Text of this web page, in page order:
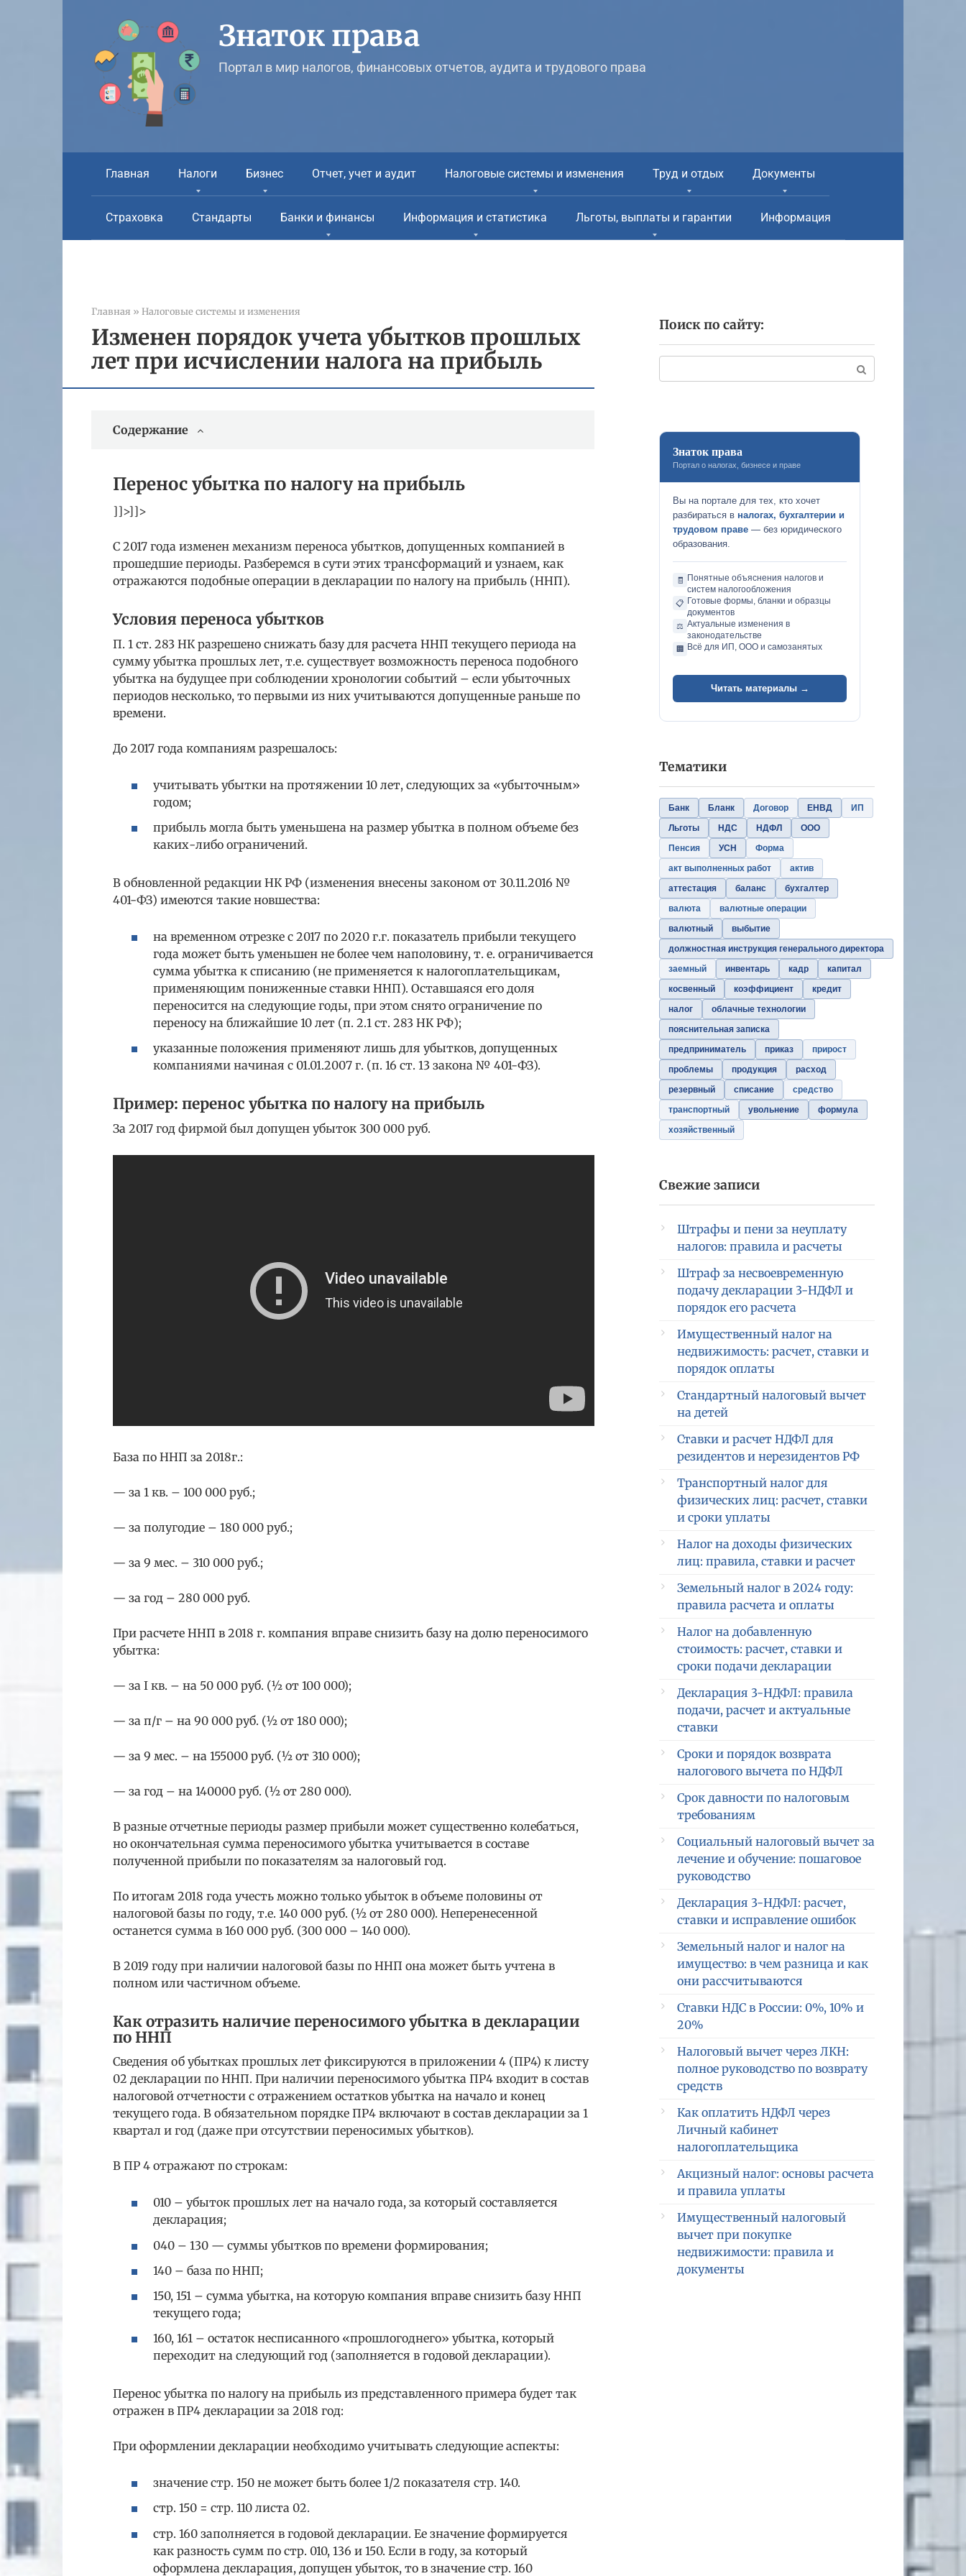
Знаток права
Портал в мир налогов, финансовых отчетов, аудита и трудового права
Главная Налоги Бизнес Отчет, учет и аудит Налоговые системы и изменения Труд и отдых Документы
Страховка Стандарты Банки и финансы Информация и статистика Льготы, выплаты и гарантии Информация
Главная » Налоговые системы и изменения
Изменен порядок учета убытков прошлых
лет при исчислении налога на прибыль
Содержание
Перенос убытка по налогу на прибыль
]]>]]>
С 2017 года изменен механизм переноса убытков, допущенных компанией в
прошедшие периоды. Разберемся в сути этих трансформаций и узнаем, как
отражаются подобные операции в декларации по налогу на прибыль (ННП).
Условия переноса убытков
П. 1 ст. 283 НК разрешено снижать базу для расчета ННП текущего периода на
сумму убытка прошлых лет, т.е. существует возможность переноса подобного
убытка на будущее при соблюдении хронологии событий – если убыточных
периодов несколько, то первыми из них учитываются допущенные раньше по
времени.
До 2017 года компаниям разрешалось:
учитывать убытки на протяжении 10 лет, следующих за «убыточным»
годом;
прибыль могла быть уменьшена на размер убытка в полном объеме без
каких-либо ограничений.
В обновленной редакции НК РФ (изменения внесены законом от 30.11.2016 №
401-ФЗ) имеются такие новшества:
на временном отрезке с 2017 по 2020 г.г. показатель прибыли текущего
года может быть уменьшен не более чем наполовину, т. е. ограничивается
сумма убытка к списанию (не применяется к налогоплательщикам,
применяющим пониженные ставки ННП). Оставшаяся его доля
переносится на следующие годы, при этом снято ограничение по
переносу на ближайшие 10 лет (п. 2.1 ст. 283 НК РФ);
указанные положения применяют лишь для убытков, допущенных
компаниями начиная с 01.01.2007 г. (п. 16 ст. 13 закона № 401-ФЗ).
Пример: перенос убытка по налогу на прибыль
За 2017 год фирмой был допущен убыток 300 000 руб.
База по ННП за 2018г.:
— за 1 кв. – 100 000 руб.;
— за полугодие – 180 000 руб.;
— за 9 мес. – 310 000 руб.;
— за год – 280 000 руб.
При расчете ННП в 2018 г. компания вправе снизить базу на долю переносимого
убытка:
— за I кв. – на 50 000 руб. (½ от 100 000);
— за п/г – на 90 000 руб. (½ от 180 000);
— за 9 мес. – на 155000 руб. (½ от 310 000);
— за год – на 140000 руб. (½ от 280 000).
В разные отчетные периоды размер прибыли может существенно колебаться,
но окончательная сумма переносимого убытка учитывается в составе
полученной прибыли по показателям за налоговый год.
По итогам 2018 года учесть можно только убыток в объеме половины от
налоговой базы по году, т.е. 140 000 руб. (½ от 280 000). Неперенесенной
останется сумма в 160 000 руб. (300 000 – 140 000).
В 2019 году при наличии налоговой базы по ННП она может быть учтена в
полном или частичном объеме.
Как отразить наличие переносимого убытка в декларации
по ННП
Сведения об убытках прошлых лет фиксируются в приложении 4 (ПР4) к листу
02 декларации по ННП. При наличии переносимого убытка ПР4 входит в состав
налоговой отчетности с отражением остатков убытка на начало и конец
текущего года. В обязательном порядке ПР4 включают в состав декларации за 1
квартал и год (даже при отсутствии переносимых убытков).
В ПР 4 отражают по строкам:
010 – убыток прошлых лет на начало года, за который составляется
декларация;
040 – 130 — суммы убытков по времени формирования;
140 – база по ННП;
150, 151 – сумма убытка, на которую компания вправе снизить базу ННП
текущего года;
160, 161 – остаток несписанного «прошлогоднего» убытка, который
переходит на следующий год (заполняется в годовой декларации).
Перенос убытка по налогу на прибыль из представленного примера будет так
отражен в ПР4 декларации за 2018 год:
При оформлении декларации необходимо учитывать следующие аспекты:
значение стр. 150 не может быть более 1/2 показателя стр. 140.
стр. 150 = стр. 110 листа 02.
стр. 160 заполняется в годовой декларации. Ее значение формируется
как разность сумм по стр. 010, 136 и 150. Если в году, за который
оформлена декларация, допущен убыток, то в значение стр. 160
Поиск по сайту:
Знаток права
Портал о налогах, бизнесе и праве
Вы на портале для тех, кто хочет
разбираться в налогах, бухгалтерии и
трудовом праве — без юридического
образования.
🧾
Понятные объяснения налогов и
систем налогообложения
📋 Готовые формы, бланки и образцы
документов
⚖️ Актуальные изменения в
законодательстве
🏢 Всё для ИП, ООО и самозанятых
Читать материалы →
Тематики
Банк Бланк Договор ЕНВД
ИП
Льготы
НДС НДФЛ
ООО
Пенсия
УСН
Форма
акт выполненных работ
актив
аттестация
баланс
бухгалтер
валюта
валютные операции
валютный
выбытие
должностная инструкция генерального директора
заемный
инвентарь кадр
капитал
косвенный
коэффициент
кредит
налог
облачные технологии
пояснительная записка
предприниматель
приказ
прирост
проблемы
продукция
расход
резервный
списание
средство
транспортный
увольнение
формула
хозяйственный
Свежие записи
Штрафы и пени за неуплату
налогов: правила и расчеты
Штраф за несвоевременную
подачу декларации 3-НДФЛ и
порядок его расчета
Имущественный налог на
недвижимость: расчет, ставки и
порядок оплаты
Стандартный налоговый вычет
на детей
Ставки и расчет НДФЛ для
резидентов и нерезидентов РФ
Транспортный налог для
физических лиц: расчет, ставки
и сроки уплаты
Налог на доходы физических
лиц: правила, ставки и расчет
Земельный налог в 2024 году:
правила расчета и оплаты
Налог на добавленную
стоимость: расчет, ставки и
сроки подачи декларации
Декларация 3-НДФЛ: правила
подачи, расчет и актуальные
ставки
Сроки и порядок возврата
налогового вычета по НДФЛ
Срок давности по налоговым
требованиям
Социальный налоговый вычет за
лечение и обучение: пошаговое
руководство
Декларация 3-НДФЛ: расчет,
ставки и исправление ошибок
Земельный налог и налог на
имущество: в чем разница и как
они рассчитываются
Ставки НДС в России: 0%, 10% и
20%
Налоговый вычет через ЛКН:
полное руководство по возврату
средств
Как оплатить НДФЛ через
Личный кабинет
налогоплательщика
Акцизный налог: основы расчета
и правила уплаты
Имущественный налоговый
вычет при покупке
недвижимости: правила и
документы